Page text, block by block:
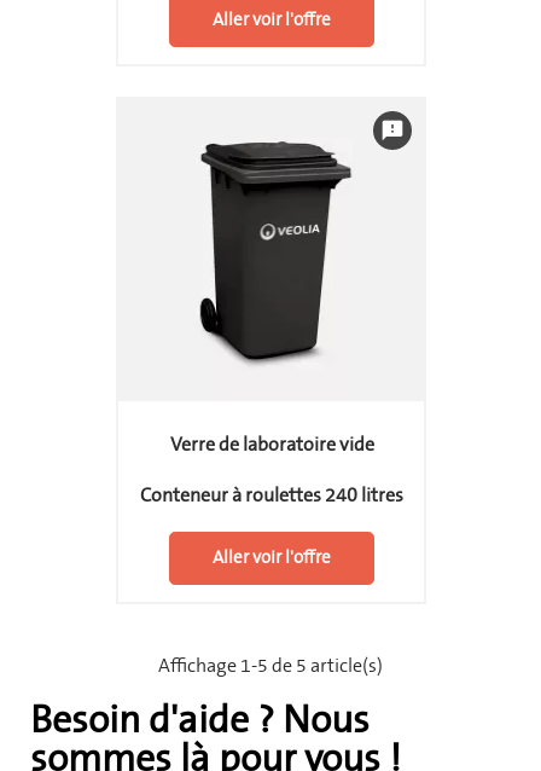
Aller voir l'offre
feedback
Verre de laboratoire vide
Conteneur à roulettes 240 litres
Aller voir l'offre
Affichage 1-5 de 5 article(s)
Besoin d'aide ? Nous
sommes là pour vous !